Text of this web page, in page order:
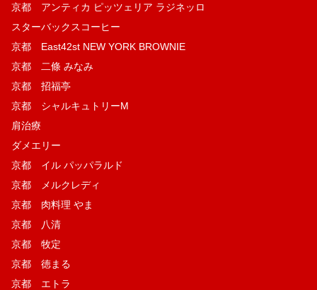
京都 アンティカ ピッツェリア ラジネッロ
スターバックスコーヒー
京都 East42st NEW YORK BROWNIE
京都 二條 みなみ
京都 招福亭
京都 シャルキュトリーM
肩治療
ダメエリー
京都 イル パッパラルド
京都 メルクレディ
京都 肉料理 やま
京都 八清
京都 牧定
京都 徳まる
京都 エトラ